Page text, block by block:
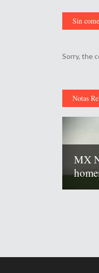
Sin
Sorry, the
Notas
MX